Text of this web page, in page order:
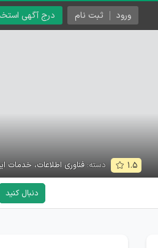
درج آگهی ورود ثبت نام
۱.۵ دسته:فناوری اطلاعات، خدمات
دنبال کنید